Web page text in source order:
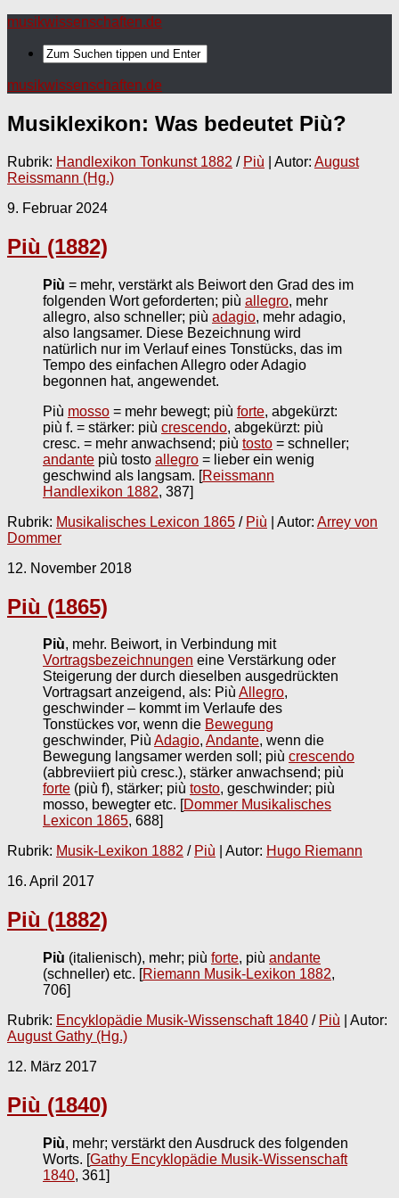
musikwissenschaften.de
musikwissenschaften.de
Musiklexikon: Was bedeutet Più?
Rubrik: Handlexikon Tonkunst 1882 / Più | Autor: August
Reissmann (Hg.)
9. Februar 2024
Più (1882)
Più = mehr, verstärkt als Beiwort den Grad des im
folgenden Wort geforderten; più allegro, mehr
allegro, also schneller; più adagio, mehr adagio,
also langsamer. Diese Bezeichnung wird
natürlich nur im Verlauf eines Tonstücks, das im
Tempo des einfachen Allegro oder Adagio
begonnen hat, angewendet.
Più mosso = mehr bewegt; più forte, abgekürzt:
più f. = stärker: più crescendo, abgekürzt: più
cresc. = mehr anwachsend; più tosto = schneller;
andante più tosto allegro = lieber ein wenig
geschwind als langsam. [Reissmann
Handlexikon 1882, 387]
Rubrik: Musikalisches Lexicon 1865 / Più | Autor: Arrey von
Dommer
12. November 2018
Più (1865)
Più, mehr. Beiwort, in Verbindung mit
Vortragsbezeichnungen eine Verstärkung oder
Steigerung der durch dieselben ausgedrückten
Vortragsart anzeigend, als: Più Allegro,
geschwinder – kommt im Verlaufe des
Tonstückes vor, wenn die Bewegung
geschwinder, Più Adagio, Andante, wenn die
Bewegung langsamer werden soll; più crescendo
(abbreviiert più cresc.), stärker anwachsend; più
forte (più f), stärker; più tosto, geschwinder; più
mosso, bewegter etc. [Dommer Musikalisches
Lexicon 1865, 688]
Rubrik: Musik-Lexikon 1882 / Più | Autor: Hugo Riemann
16. April 2017
Più (1882)
Più (italienisch), mehr; più forte, più andante
(schneller) etc. [Riemann Musik-Lexikon 1882,
706]
Rubrik: Encyklopädie Musik-Wissenschaft 1840 / Più | Autor:
August Gathy (Hg.)
12. März 2017
Più (1840)
Più, mehr; verstärkt den Ausdruck des folgenden
Worts. [Gathy Encyklopädie Musik-Wissenschaft
1840, 361]